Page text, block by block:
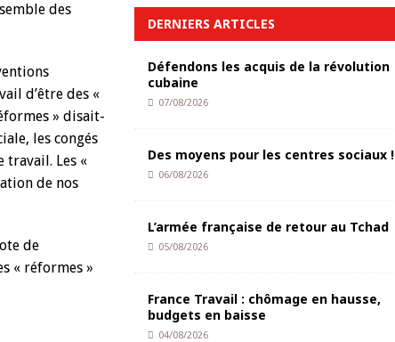
des
d’être des «
» disait-
les congés
travail. Les «
de nos
de
« réformes »
DERNIERS ARTICLES
Défendons les acquis de la révolution
cubaine
07/08/2026
Des moyens pour les centres sociaux !
06/08/2026
L’armée française de retour au Tchad
05/08/2026
France Travail : chômage en hausse,
budgets en baisse
04/08/2026